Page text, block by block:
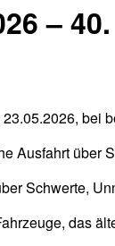
–
bei
Ausfahrt über
Schwerte,
das